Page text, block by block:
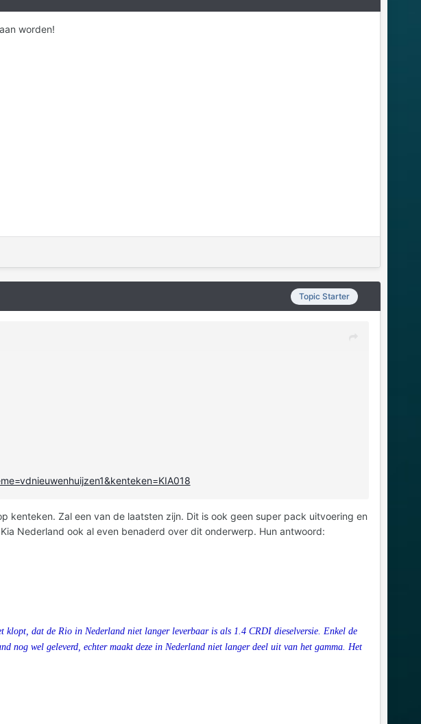
worden!
Topic Starter
kenteken. Zal een van de laatsten zijn. Dit is ook geen super pack uitvoering en
Nederland ook al even benaderd over dit onderwerp. Hun antwoord:
klopt, dat de Rio in Nederland niet langer leverbaar is als 1.4 CRDI dieselversie. Enkel de
nog wel geleverd, echter maakt deze in Nederland niet langer deel uit van het gamma. Het